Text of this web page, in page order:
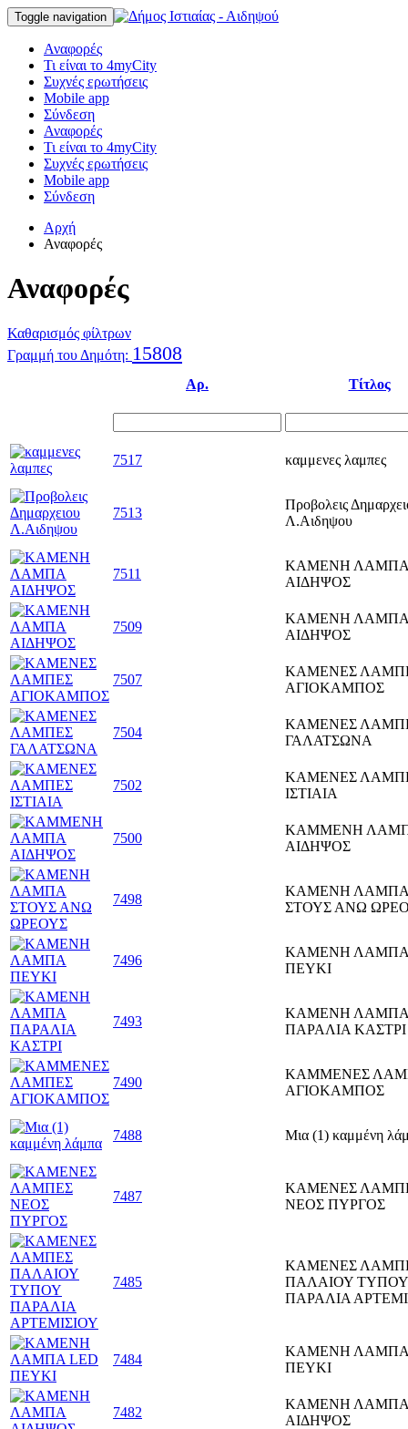
Toggle navigation
Αναφορές
Τι είναι το 4myCity
Συχνές ερωτήσεις
Mobile app
Σύνδεση
Αναφορές
Τι είναι το 4myCity
Συχνές ερωτήσεις
Mobile app
Σύνδεση
Αρχή
Αναφορές
Αναφορές
Καθαρισμός φίλτρων
Γραμμή του Δημότη: 15808
Αρ. Τίτλος
7517 καμμενες λαμπες
7513
Προβολεις
Λ.Αιδηψου
7511
ΚΑΜΕΝΗ ΛΑΜΠΑ
ΑΙΔΗΨΟΣ
7509
ΚΑΜΕΝΗ ΛΑΜΠΑ
ΑΙΔΗΨΟΣ
7507
ΚΑΜΕΝΕΣ
ΑΓΙΟΚΑΜΠΟΣ
7504
ΚΑΜΕΝΕΣ
ΓΑΛΑΤΣΩΝΑ
7502
ΚΑΜΕΝΕΣ
ΙΣΤΙΑΙΑ
7500
ΚΑΜΜΕΝΗ
ΑΙΔΗΨΟΣ
7498
ΚΑΜΕΝΗ ΛΑΜΠΑ
ΣΤΟΥΣ ΑΝΩ
7496
ΚΑΜΕΝΗ ΛΑΜΠΑ
ΠΕΥΚΙ
7493
ΚΑΜΕΝΗ ΛΑΜΠΑ
ΠΑΡΑΛΙΑ ΚΑΣΤΡΙ
7490
ΚΑΜΜΕΝΕΣ
ΑΓΙΟΚΑΜΠΟΣ
7488 Μια (1) καμμένη
7487
ΚΑΜΕΝΕΣ
ΝΕΟΣ ΠΥΡΓΟΣ
7485
ΚΑΜΕΝΕΣ
ΠΑΛΑΙΟΥ ΤΥΠΟΥ
ΠΑΡΑΛΙΑ
7484
ΚΑΜΕΝΗ ΛΑΜΠΑ
ΠΕΥΚΙ
7482
ΚΑΜΕΝΗ ΛΑΜΠΑ
ΑΙΔΗΨΟΣ